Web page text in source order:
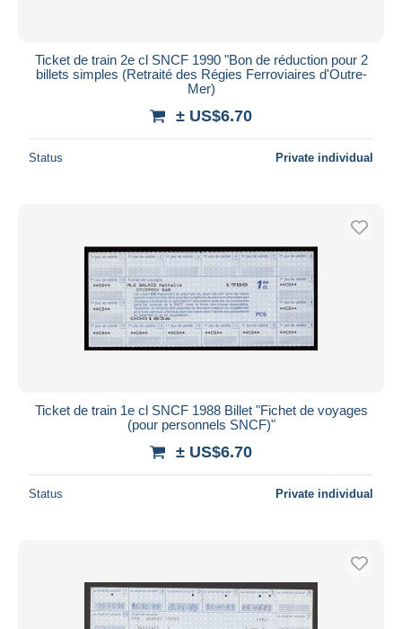
Ticket de train 2e cl SNCF 1990 "Bon de réduction pour 2
billets simples (Retraité des Régies Ferroviaires d'Outre-
Mer)
± US$6.70
Status Private individual
Ticket de train 1e cl SNCF 1988 Billet "Fichet de voyages
(pour personnels SNCF)"
± US$6.70
Status Private individual